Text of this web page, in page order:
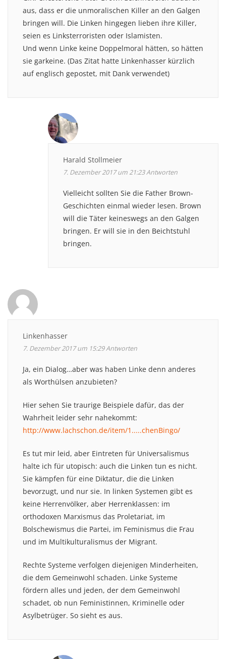
aus, dass er die unmoralischen Killer an den Galgen
bringen will. Die Linken hingegen lieben ihre Killer,
seien es Linksterroristen oder Islamisten.
Und wenn Linke keine Doppelmoral hätten, so hätten
sie garkeine. (Das Zitat hatte Linkenhasser kürzlich
auf englisch gepostet, mit Dank verwendet)
Harald Stollmeier
7. Dezember 2017 um 21:23Antworten
Vielleicht sollten Sie die Father Brown-
Geschichten einmal wieder lesen. Brown
will die Täter keineswegs an den Galgen
bringen. Er will sie in den Beichtstuhl
bringen.
Linkenhasser
7. Dezember 2017 um 15:29Antworten
Ja, ein Dialog…aber was haben Linke denn anderes
als Worthülsen anzubieten?
Hier sehen Sie traurige Beispiele dafür, das der
Wahrheit leider sehr nahekommt:
http://www.lachschon.de/item/1.....chenBingo/
Es tut mir leid, aber Eintreten für Universalismus
halte ich für utopisch: auch die Linken tun es nicht.
Sie kämpfen für eine Diktatur, die die Linken
bevorzugt, und nur sie. In linken Systemen gibt es
keine Herrenvölker, aber Herrenklassen: im
orthodoxen Marxismus das Proletariat, im
Bolschewismus die Partei, im Feminismus die Frau
und im Multikulturalismus der Migrant.
Rechte Systeme verfolgen diejenigen Minderheiten,
die dem Gemeinwohl schaden. Linke Systeme
fördern alles und jeden, der dem Gemeinwohl
schadet, ob nun Feministinnen, Kriminelle oder
Asylbetrüger. So sieht es aus.